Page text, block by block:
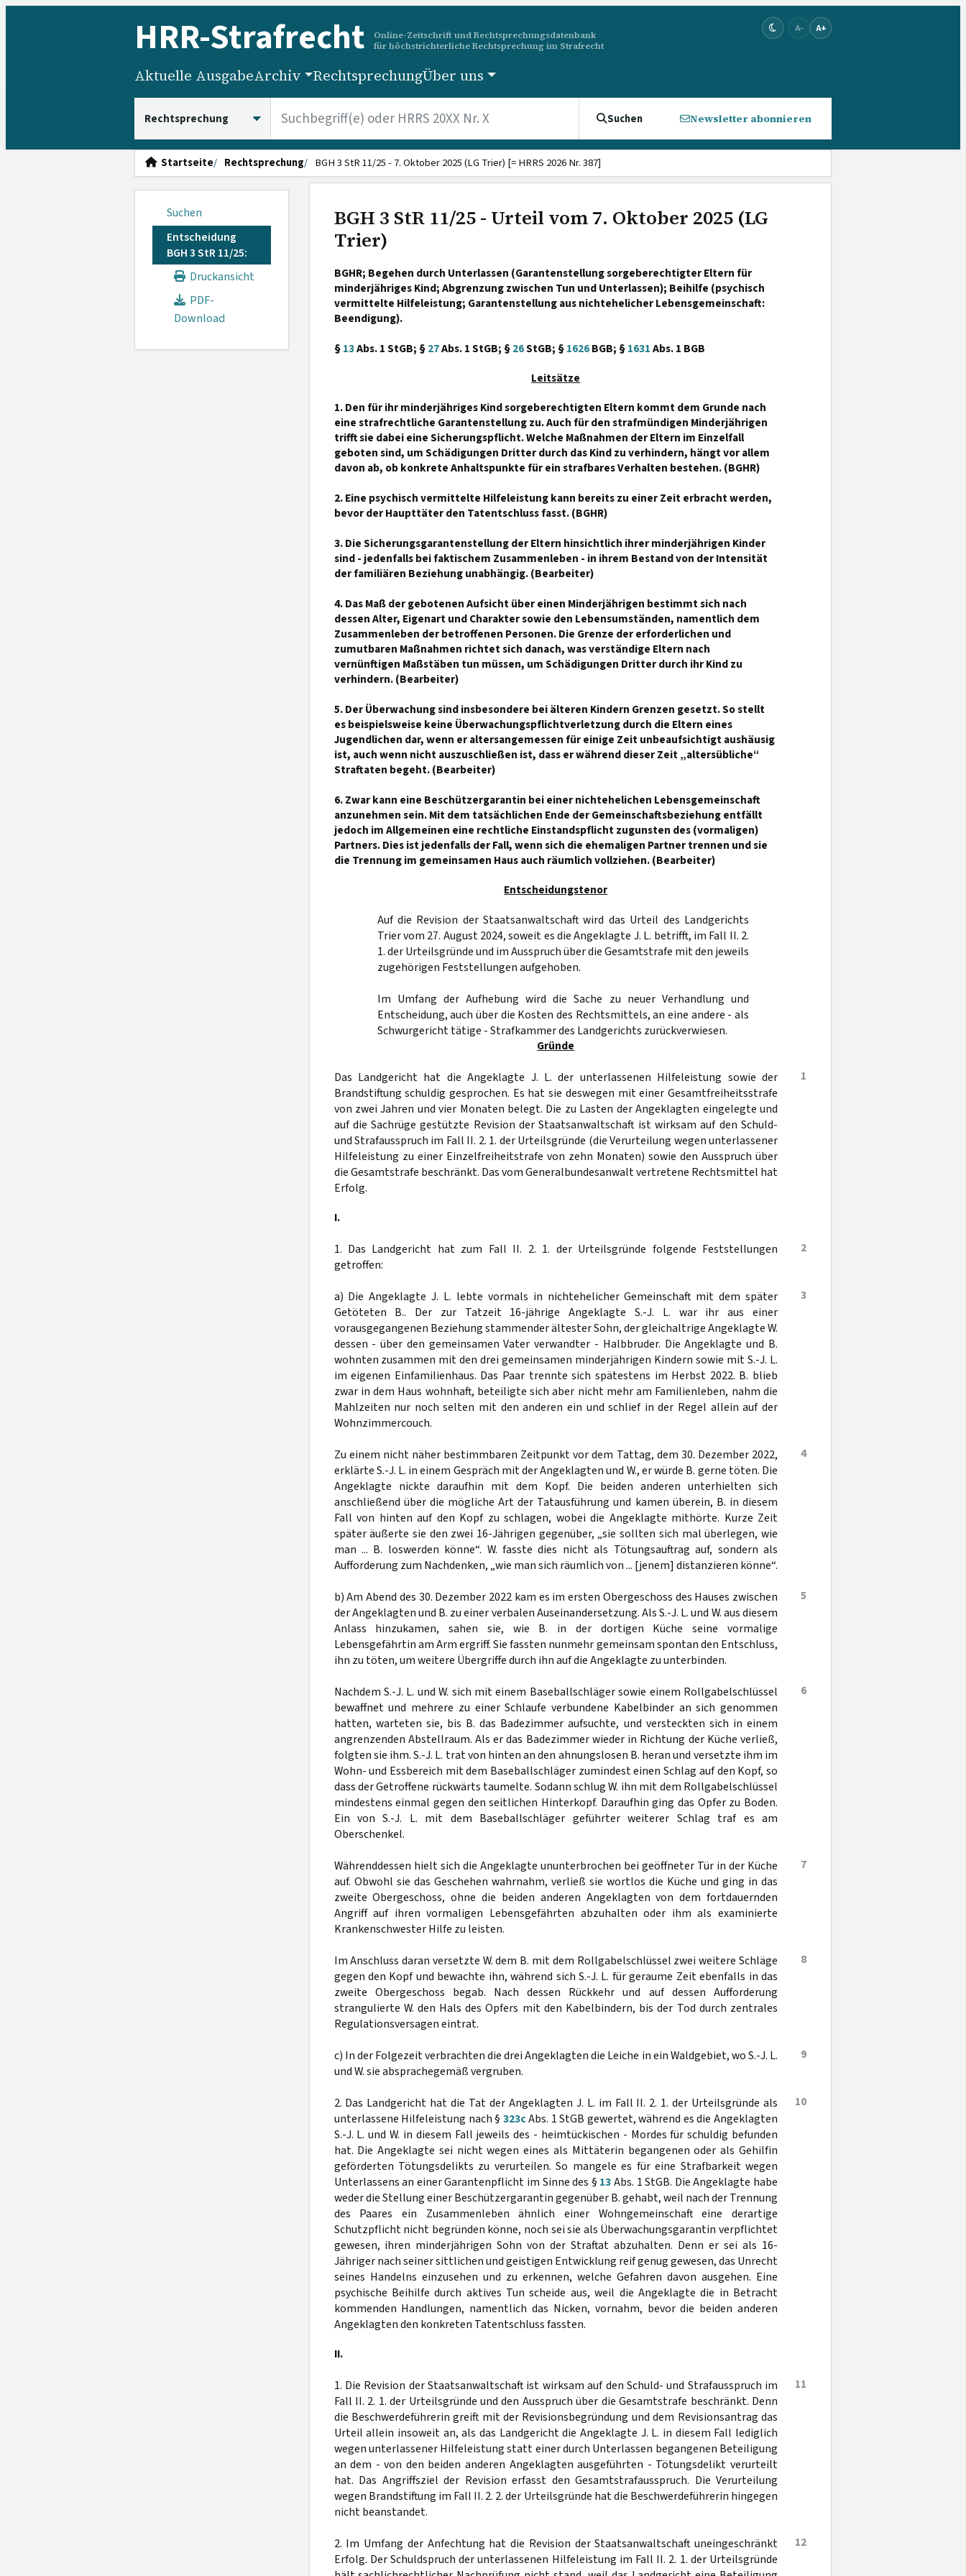
HRR-Strafrecht
Online-Zeitschrift und Rechtsprechungsdatenbank
für höchstrichterliche Rechtsprechung im Strafrecht
A- A+
Aktuelle AusgabeArchiv RechtsprechungÜber uns
Suchen Newsletter abonnieren
Startseite Rechtsprechung BGH 3 StR 11/25 - 7. Oktober 2025 (LG Trier) [= HRRS 2026 Nr. 387]
Suchen
Entscheidung
BGH 3 StR 11/25:
Druckansicht
PDF-
Download
BGH 3 StR 11/25 - Urteil vom 7. Oktober 2025 (LG
Trier)
BGHR; Begehen durch Unterlassen (Garantenstellung sorgeberechtigter Eltern für
minderjähriges Kind; Abgrenzung zwischen Tun und Unterlassen); Beihilfe (psychisch
vermittelte Hilfeleistung; Garantenstellung aus nichtehelicher Lebensgemeinschaft:
Beendigung).
§13Abs. 1 StGB; §27Abs. 1 StGB; §26StGB; §1626BGB; §1631Abs. 1 BGB
Leitsätze
1. Den für ihr minderjähriges Kind sorgeberechtigten Eltern kommt dem Grunde nach
eine strafrechtliche Garantenstellung zu. Auch für den strafmündigen Minderjährigen
trifft sie dabei eine Sicherungspflicht. Welche Maßnahmen der Eltern im Einzelfall
geboten sind, um Schädigungen Dritter durch das Kind zu verhindern, hängt vor allem
davon ab, ob konkrete Anhaltspunkte für ein strafbares Verhalten bestehen. (BGHR)
2. Eine psychisch vermittelte Hilfeleistung kann bereits zu einer Zeit erbracht werden,
bevor der Haupttäter den Tatentschluss fasst. (BGHR)
3. Die Sicherungsgarantenstellung der Eltern hinsichtlich ihrer minderjährigen Kinder
sind - jedenfalls bei faktischem Zusammenleben - in ihrem Bestand von der Intensität
der familiären Beziehung unabhängig. (Bearbeiter)
4. Das Maß der gebotenen Aufsicht über einen Minderjährigen bestimmt sich nach
dessen Alter, Eigenart und Charakter sowie den Lebensumständen, namentlich dem
Zusammenleben der betroffenen Personen. Die Grenze der erforderlichen und
zumutbaren Maßnahmen richtet sich danach, was verständige Eltern nach
vernünftigen Maßstäben tun müssen, um Schädigungen Dritter durch ihr Kind zu
verhindern. (Bearbeiter)
5. Der Überwachung sind insbesondere bei älteren Kindern Grenzen gesetzt. So stellt
es beispielsweise keine Überwachungspflichtverletzung durch die Eltern eines
Jugendlichen dar, wenn er altersangemessen für einige Zeit unbeaufsichtigt aushäusig
ist, auch wenn nicht auszuschließen ist, dass er während dieser Zeit „altersübliche“
Straftaten begeht. (Bearbeiter)
6. Zwar kann eine Beschützergarantin bei einer nichtehelichen Lebensgemeinschaft
anzunehmen sein. Mit dem tatsächlichen Ende der Gemeinschaftsbeziehung entfällt
jedoch im Allgemeinen eine rechtliche Einstandspflicht zugunsten des (vormaligen)
Partners. Dies ist jedenfalls der Fall, wenn sich die ehemaligen Partner trennen und sie
die Trennung im gemeinsamen Haus auch räumlich vollziehen. (Bearbeiter)
Entscheidungstenor
Auf die Revision der Staatsanwaltschaft wird das Urteil des Landgerichts
Trier vom 27. August 2024, soweit es die Angeklagte J. L. betrifft, im Fall II. 2.
1. der Urteilsgründe und im Ausspruch über die Gesamtstrafe mit den jeweils
zugehörigen Feststellungen aufgehoben.
Im Umfang der Aufhebung wird die Sache zu neuer Verhandlung und
Entscheidung, auch über die Kosten des Rechtsmittels, an eine andere - als
Schwurgericht tätige - Strafkammer des Landgerichts zurückverwiesen.
Gründe
1
Das Landgericht hat die Angeklagte J. L. der unterlassenen Hilfeleistung sowie der
Brandstiftung schuldig gesprochen. Es hat sie deswegen mit einer Gesamtfreiheitsstrafe
von zwei Jahren und vier Monaten belegt. Die zu Lasten der Angeklagten eingelegte und
auf die Sachrüge gestützte Revision der Staatsanwaltschaft ist wirksam auf den Schuld-
und Strafausspruch im Fall II. 2. 1. der Urteilsgründe (die Verurteilung wegen unterlassener
Hilfeleistung zu einer Einzelfreiheitstrafe von zehn Monaten) sowie den Ausspruch über
die Gesamtstrafe beschränkt. Das vom Generalbundesanwalt vertretene Rechtsmittel hat
Erfolg.
I.
2
1. Das Landgericht hat zum Fall II. 2. 1. der Urteilsgründe folgende Feststellungen
getroffen:
3
a) Die Angeklagte J. L. lebte vormals in nichtehelicher Gemeinschaft mit dem später
Getöteten B.. Der zur Tatzeit 16-jährige Angeklagte S.-J. L. war ihr aus einer
vorausgegangenen Beziehung stammender ältester Sohn, der gleichaltrige Angeklagte W.
dessen - über den gemeinsamen Vater verwandter - Halbbruder. Die Angeklagte und B.
wohnten zusammen mit den drei gemeinsamen minderjährigen Kindern sowie mit S.-J. L.
im eigenen Einfamilienhaus. Das Paar trennte sich spätestens im Herbst 2022. B. blieb
zwar in dem Haus wohnhaft, beteiligte sich aber nicht mehr am Familienleben, nahm die
Mahlzeiten nur noch selten mit den anderen ein und schlief in der Regel allein auf der
Wohnzimmercouch.
4
Zu einem nicht näher bestimmbaren Zeitpunkt vor dem Tattag, dem 30. Dezember 2022,
erklärte S.-J. L. in einem Gespräch mit der Angeklagten und W., er würde B. gerne töten. Die
Angeklagte nickte daraufhin mit dem Kopf. Die beiden anderen unterhielten sich
anschließend über die mögliche Art der Tatausführung und kamen überein, B. in diesem
Fall von hinten auf den Kopf zu schlagen, wobei die Angeklagte mithörte. Kurze Zeit
später äußerte sie den zwei 16-Jährigen gegenüber, „sie sollten sich mal überlegen, wie
man ... B. loswerden könne“. W. fasste dies nicht als Tötungsauftrag auf, sondern als
Aufforderung zum Nachdenken, „wie man sich räumlich von ... [jenem] distanzieren könne“.
5
b) Am Abend des 30. Dezember 2022 kam es im ersten Obergeschoss des Hauses zwischen
der Angeklagten und B. zu einer verbalen Auseinandersetzung. Als S.-J. L. und W. aus diesem
Anlass hinzukamen, sahen sie, wie B. in der dortigen Küche seine vormalige
Lebensgefährtin am Arm ergriff. Sie fassten nunmehr gemeinsam spontan den Entschluss,
ihn zu töten, um weitere Übergriffe durch ihn auf die Angeklagte zu unterbinden.
6
Nachdem S.-J. L. und W. sich mit einem Baseballschläger sowie einem Rollgabelschlüssel
bewaffnet und mehrere zu einer Schlaufe verbundene Kabelbinder an sich genommen
hatten, warteten sie, bis B. das Badezimmer aufsuchte, und versteckten sich in einem
angrenzenden Abstellraum. Als er das Badezimmer wieder in Richtung der Küche verließ,
folgten sie ihm. S.-J. L. trat von hinten an den ahnungslosen B. heran und versetzte ihm im
Wohn- und Essbereich mit dem Baseballschläger zumindest einen Schlag auf den Kopf, so
dass der Getroffene rückwärts taumelte. Sodann schlug W. ihn mit dem Rollgabelschlüssel
mindestens einmal gegen den seitlichen Hinterkopf. Daraufhin ging das Opfer zu Boden.
Ein von S.-J. L. mit dem Baseballschläger geführter weiterer Schlag traf es am
Oberschenkel.
7
Währenddessen hielt sich die Angeklagte ununterbrochen bei geöffneter Tür in der Küche
auf. Obwohl sie das Geschehen wahrnahm, verließ sie wortlos die Küche und ging in das
zweite Obergeschoss, ohne die beiden anderen Angeklagten von dem fortdauernden
Angriff auf ihren vormaligen Lebensgefährten abzuhalten oder ihm als examinierte
Krankenschwester Hilfe zu leisten.
8
Im Anschluss daran versetzte W. dem B. mit dem Rollgabelschlüssel zwei weitere Schläge
gegen den Kopf und bewachte ihn, während sich S.-J. L. für geraume Zeit ebenfalls in das
zweite Obergeschoss begab. Nach dessen Rückkehr und auf dessen Aufforderung
strangulierte W. den Hals des Opfers mit den Kabelbindern, bis der Tod durch zentrales
Regulationsversagen eintrat.
9
c) In der Folgezeit verbrachten die drei Angeklagten die Leiche in ein Waldgebiet, wo S.-J. L.
und W. sie absprachegemäß vergruben.
10
2. Das Landgericht hat die Tat der Angeklagten J. L. im Fall II. 2. 1. der Urteilsgründe als
unterlassene Hilfeleistung nach § 323cAbs. 1 StGB gewertet, während es die Angeklagten
S.-J. L. und W. in diesem Fall jeweils des - heimtückischen - Mordes für schuldig befunden
hat. Die Angeklagte sei nicht wegen eines als Mittäterin begangenen oder als Gehilfin
geförderten Tötungsdelikts zu verurteilen. So mangele es für eine Strafbarkeit wegen
Unterlassens an einer Garantenpflicht im Sinne des § 13Abs. 1 StGB. Die Angeklagte habe
weder die Stellung einer Beschützergarantin gegenüber B. gehabt, weil nach der Trennung
des Paares ein Zusammenleben ähnlich einer Wohngemeinschaft eine derartige
Schutzpflicht nicht begründen könne, noch sei sie als Überwachungsgarantin verpflichtet
gewesen, ihren minderjährigen Sohn von der Straftat abzuhalten. Denn er sei als 16-
Jähriger nach seiner sittlichen und geistigen Entwicklung reif genug gewesen, das Unrecht
seines Handelns einzusehen und zu erkennen, welche Gefahren davon ausgehen. Eine
psychische Beihilfe durch aktives Tun scheide aus, weil die Angeklagte die in Betracht
kommenden Handlungen, namentlich das Nicken, vornahm, bevor die beiden anderen
Angeklagten den konkreten Tatentschluss fassten.
II.
11
1. Die Revision der Staatsanwaltschaft ist wirksam auf den Schuld- und Strafausspruch im
Fall II. 2. 1. der Urteilsgründe und den Ausspruch über die Gesamtstrafe beschränkt. Denn
die Beschwerdeführerin greift mit der Revisionsbegründung und dem Revisionsantrag das
Urteil allein insoweit an, als das Landgericht die Angeklagte J. L. in diesem Fall lediglich
wegen unterlassener Hilfeleistung statt einer durch Unterlassen begangenen Beteiligung
an dem - von den beiden anderen Angeklagten ausgeführten - Tötungsdelikt verurteilt
hat. Das Angriffsziel der Revision erfasst den Gesamtstrafausspruch. Die Verurteilung
wegen Brandstiftung im Fall II. 2. 2. der Urteilsgründe hat die Beschwerdeführerin hingegen
nicht beanstandet.
12
2. Im Umfang der Anfechtung hat die Revision der Staatsanwaltschaft uneingeschränkt
Erfolg. Der Schuldspruch der unterlassenen Hilfeleistung im Fall II. 2. 1. der Urteilsgründe